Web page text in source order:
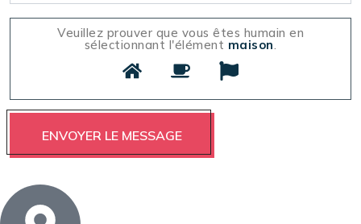
Veuillez prouver que vous êtes humain en
sélectionnant l'élément maison.